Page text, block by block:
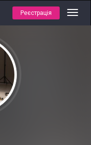
Реєстрація